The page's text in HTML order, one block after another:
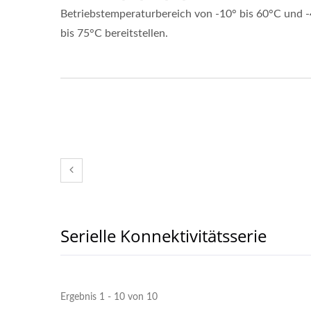
Betriebstemperaturbereich von -10° bis 60°C und -
bis 75°C bereitstellen.
Serielle Konnektivitätsserie
Ergebnis 1 - 10 von 10